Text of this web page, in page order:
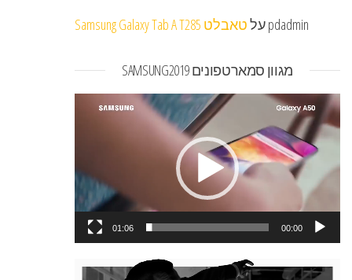
pdadminעלטאבלט Samsung Galaxy Tab A T285
מגוון סמארטפונים SAMSUNG2019
נגן
וידאו
00:00
01:06
נגן